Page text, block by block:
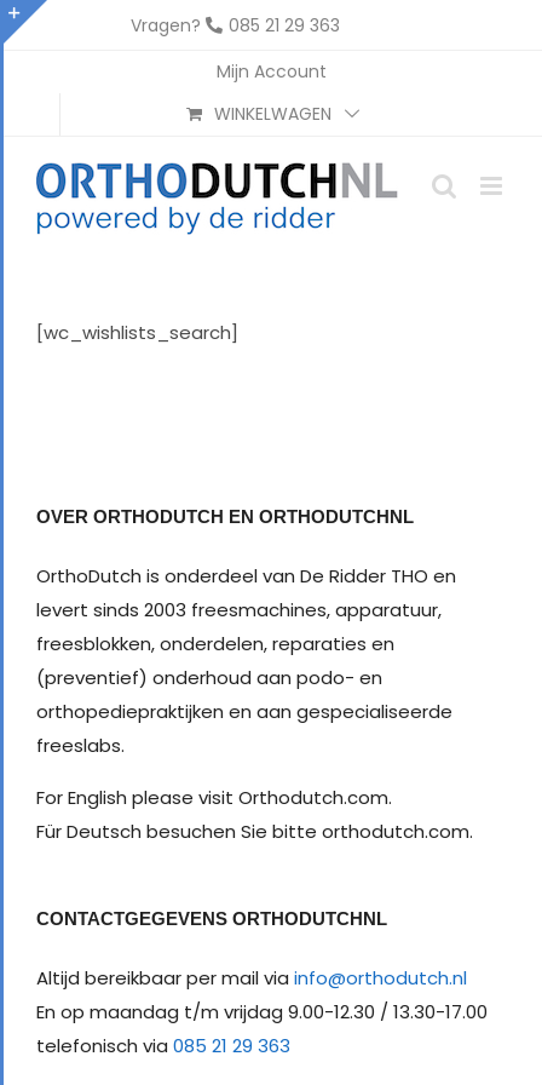
Ga
naar
Vragen?
085 21 29 363
Mijn Account
WINKELWAGEN
[wc_wishlists_search]
OVER ORTHODUTCH EN ORTHODUTCHNL
OrthoDutch is onderdeel van De Ridder THO en
levert sinds 2003 freesmachines, apparatuur,
freesblokken, onderdelen, reparaties en
(preventief) onderhoud aan podo- en
orthopediepraktijken en aan gespecialiseerde
freeslabs.
For English please visit Orthodutch.com.
Für Deutsch besuchen Sie bitte orthodutch.com.
CONTACTGEGEVENS ORTHODUTCHNL
Altijd bereikbaar per mail via info@orthodutch.nl
En op maandag t/m vrijdag 9.00-12.30 / 13.30-17.00
telefonisch via 085 21 29 363
Area